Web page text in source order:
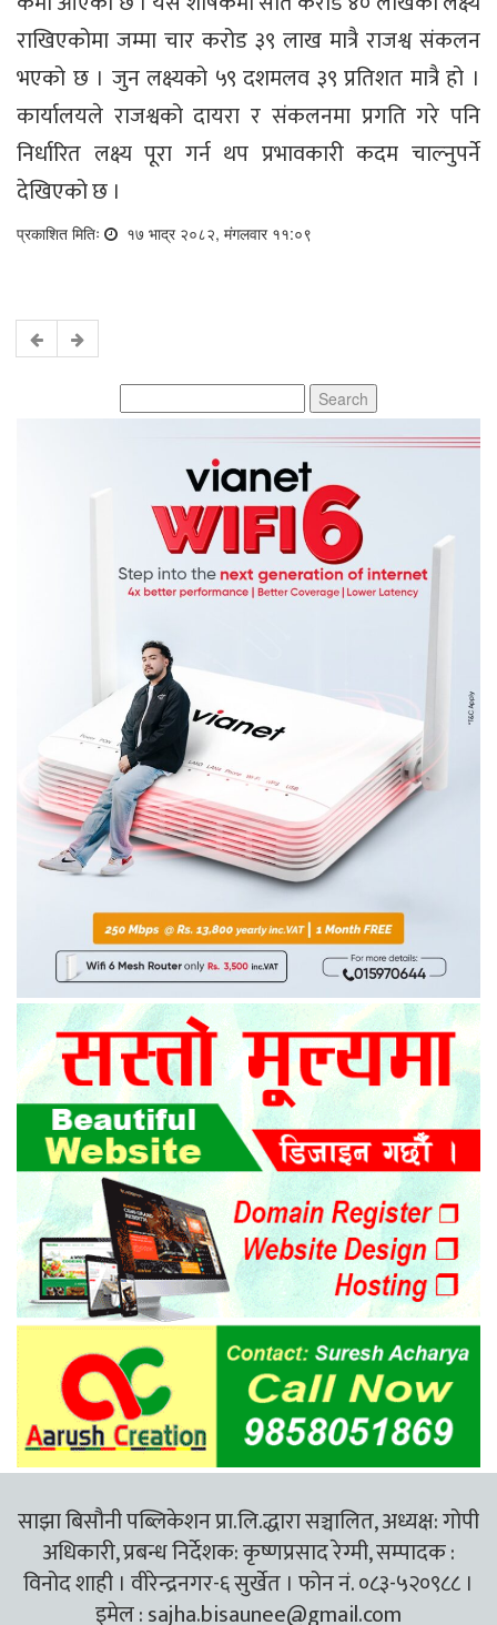
राखिएकोमा जम्मा चार करोड ३९ लाख मात्रै राजश्व संकलन
भएको छ । जुन लक्ष्यको ५९ दशमलव ३९ प्रतिशत मात्रै हो ।
कार्यालयले राजश्वको दायरा र संकलनमा प्रगति गरे पनि
निर्धारित लक्ष्य पूरा गर्न थप प्रभावकारी कदम चाल्नुपर्ने
देखिएको छ ।
प्रकाशित मितिः १७ भाद्र २०८२, मंगलवार ११:०९
for:
साझा बिसौनी पब्लिकेशन प्रा.लि.द्धारा सञ्चालित, अध्यक्ष: गोपी
अधिकारी, प्रबन्ध निर्देशक: कृष्णप्रसाद रेग्मी, सम्पादक :
विनोद शाही । वीरेन्द्रनगर-६ सुर्खेत । फोन नं. ०८३-५२०९८८ ।
इमेल :sajha.bisaunee@gmail.com